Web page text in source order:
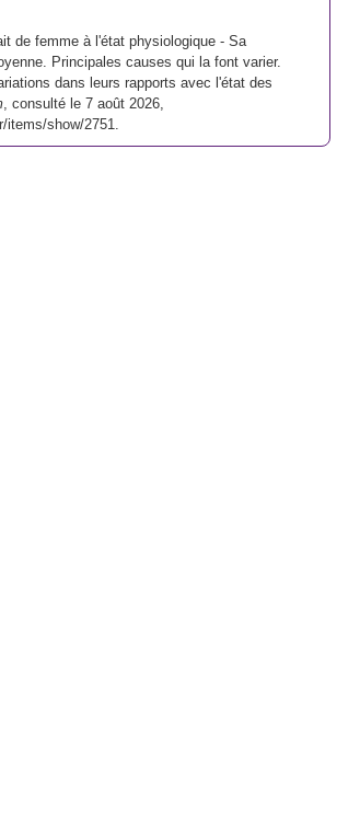
de femme à l'état physiologique - Sa
Principales causes qui la font varier.
dans leurs rapports avec l'état des
, consulté le 7 août 2026,
items/show/2751.